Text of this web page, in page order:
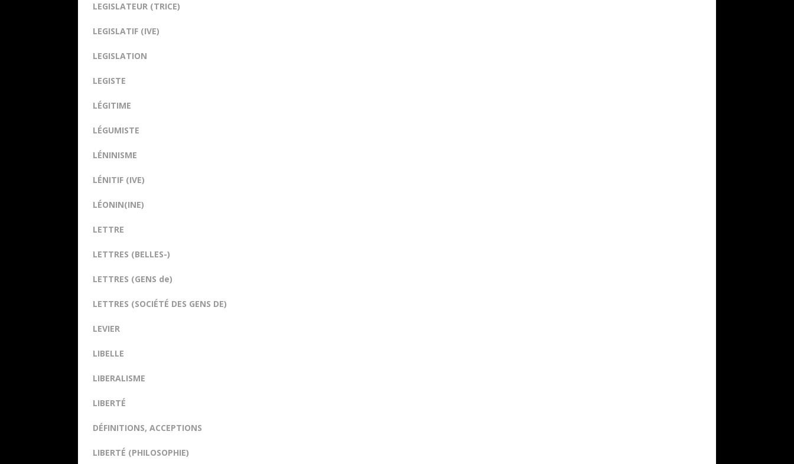
LEGISLATEUR (TRICE)
LEGISLATIF (IVE)
LEGISLATION
LEGISTE
LÉGITIME
LÉGUMISTE
LÉNINISME
LÉNITIF (IVE)
LÉONIN(INE)
LETTRE
LETTRES (BELLES-)
LETTRES (GENS de)
LETTRES (SOCIÉTÉ DES GENS DE)
LEVIER
LIBELLE
LIBERALISME
LIBERTÉ
DÉFINITIONS, ACCEPTIONS
LIBERTÉ (PHILOSOPHIE)